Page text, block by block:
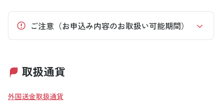
ご注意（お申込み内容のお取扱い可能期間）
取扱通貨
外国送金取扱通貨